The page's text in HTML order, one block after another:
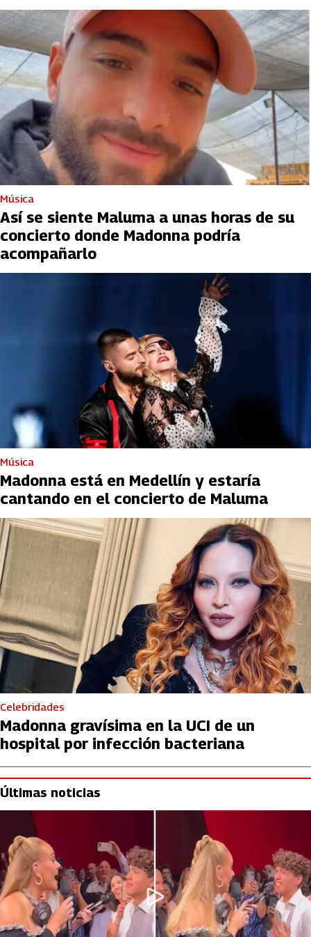
Música
Así se siente Maluma a unas horas de su
concierto donde Madonna podría
acompañarlo
Música
Madonna está en Medellín y estaría
cantando en el concierto de Maluma
Celebridades
Madonna gravísima en la UCI de un
hospital por infección bacteriana
Últimas noticias